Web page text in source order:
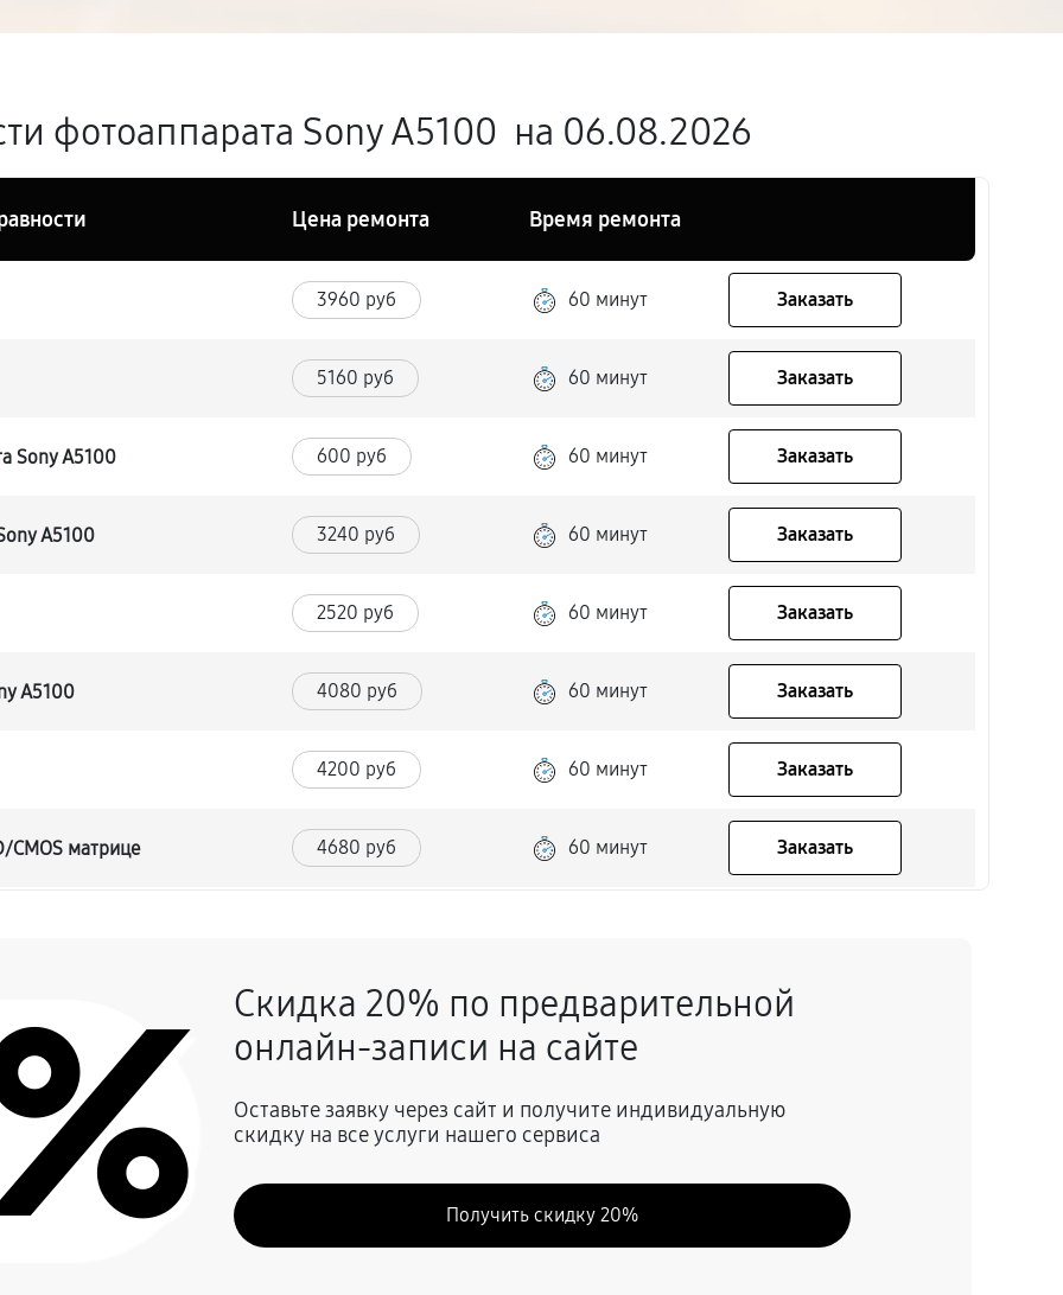
фотоаппарата Sony A5100 на 06.08.2026
Цена ремонта Время ремонта
3960 руб 60 минут Заказать
5160 руб 60 минут Заказать
Sony A5100 600 руб 60 минут Заказать
A5100 3240 руб 60 минут Заказать
2520 руб 60 минут Заказать
A5100 4080 руб 60 минут Заказать
4200 руб 60 минут Заказать
CMOS матрице 4680 руб 60 минут Заказать
3960 руб 60 минут Заказать
A5100
A5100
Заказать
Скидка 20% по предварительной
онлайн-записи на сайте
Оставьте заявку через сайт и получите индивидуальную
скидку на все услуги нашего сервиса
Получить скидку 20%